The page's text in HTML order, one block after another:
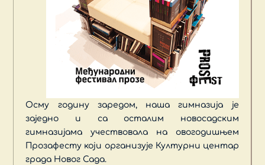
Осму годину заредом, наша гимназија је
заједно и са осталим новосадским
гимназијама учествовала на овогодишњем
Прозафесту који организује Културни центар
града Новог Сада.